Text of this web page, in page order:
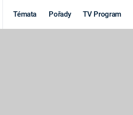
Témata Pořady TV Program